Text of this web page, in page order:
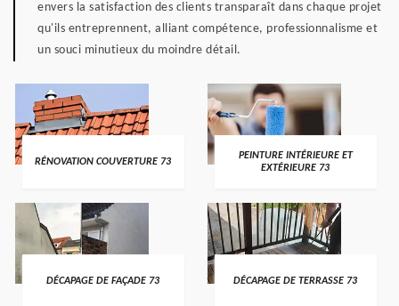
envers la satisfaction des clients transparaît dans chaque projet
qu'ils entreprennent, alliant compétence, professionnalisme et
un souci minutieux du moindre détail.
RÉNOVATION COUVERTURE 73
PEINTURE INTÉRIEURE ET
EXTÉRIEURE 73
DÉCAPAGE DE FAÇADE 73 DÉCAPAGE DE TERRASSE 73